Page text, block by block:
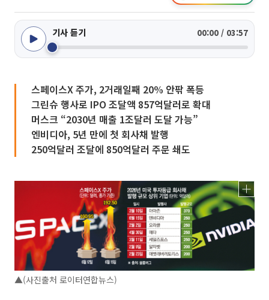
기사 듣기 00:00 / 03:57
스페이스X 주가, 2거래일째 20% 안팎 폭등
그린슈 행사로 IPO 조달액 857억달러로 확대
머스크 “2030년 매출 1조달러 도달 가능”
엔비디아, 5년 만에 첫 회사채 발행
250억달러 조달에 850억달러 주문 쇄도
▲(사진출처 로이터연합뉴스)